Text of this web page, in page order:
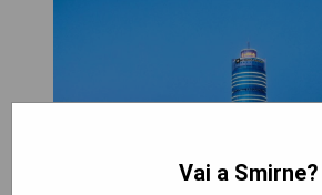
Vai a Smirne?